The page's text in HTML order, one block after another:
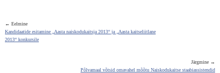
← Eelmine
Kandidaatide esitamine „Aasta naiskodukaitsja 2013“ ja „Aasta kaitseliitlane
2013“ konkursile
Järgmine →
Põlvamaal võtsid omavahel mõõtu Naiskodukaitse staabiassistendid